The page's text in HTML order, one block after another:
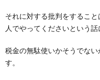
それに対する批判をするこ
人でやってくださいという話
税金の無駄使いかそうでな
す。